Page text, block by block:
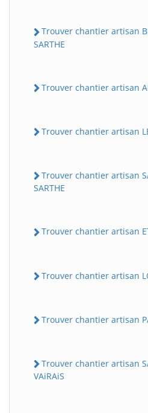
Trouver chantier artisan
SARTHE
Trouver chantier artisan
Trouver chantier artisan
Trouver chantier artisan
SARTHE
Trouver chantier artisan
Trouver chantier artisan
Trouver chantier artisan
Trouver chantier artisan
VAiRAiS